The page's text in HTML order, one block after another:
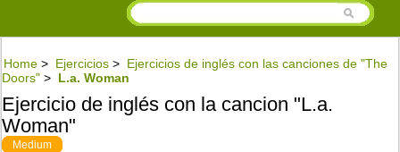
Home > Ejercicios > Ejercicios de inglés con las canciones de "The
Doors" > L.a. Woman
Ejercicio de inglés con la cancion "L.a.
Woman"
Medium